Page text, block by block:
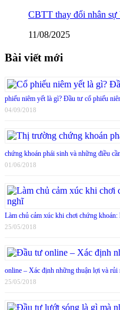
CBTT thay đổi nhân
11/08/2025
Bài viết mới
phiếu niêm yết là gì? Đầu tư cổ phiếu
04/09/2018
chứng khoán phái sinh và những điều
01/06/2018
Làm chủ cảm xúc khi chơi chứng
25/05/2018
online – Xác định những thuận lợi và rủi
25/05/2018